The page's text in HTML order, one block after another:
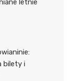
letnie
bilety i